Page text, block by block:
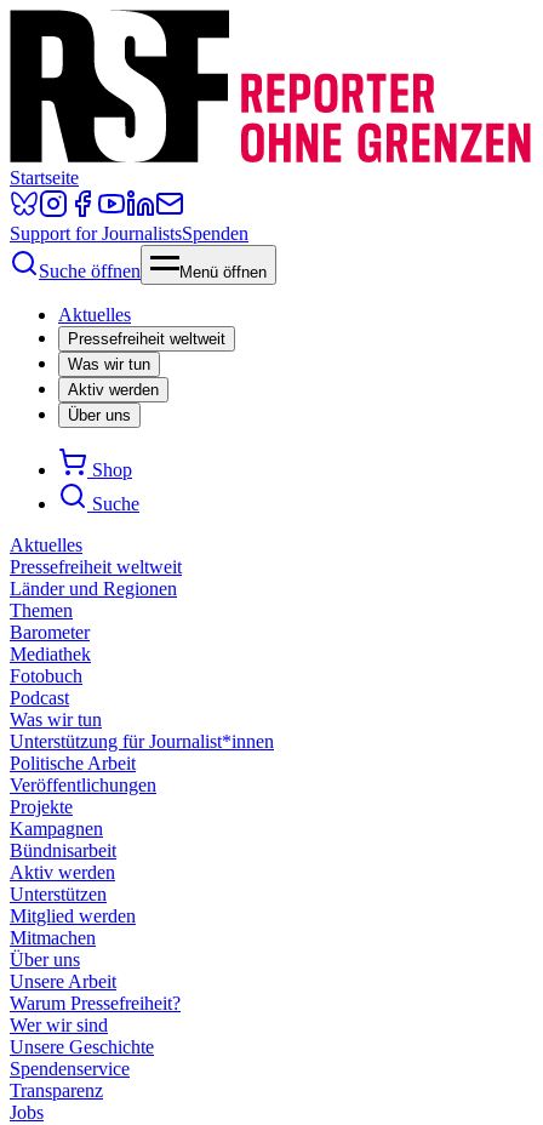
Startseite
Support for JournalistsSpenden
Suche öffnen
Menü öffnen
Aktuelles
Pressefreiheit weltweit
Was wir tun
Aktiv werden
Über uns
Shop
Suche
Aktuelles
Pressefreiheit weltweit
Länder und Regionen
Themen
Barometer
Mediathek
Fotobuch
Podcast
Was wir tun
Unterstützung für Journalist*innen
Politische Arbeit
Veröffentlichungen
Projekte
Kampagnen
Bündnisarbeit
Aktiv werden
Unterstützen
Mitglied werden
Mitmachen
Über uns
Unsere Arbeit
Warum Pressefreiheit?
Wer wir sind
Unsere Geschichte
Spendenservice
Transparenz
Jobs